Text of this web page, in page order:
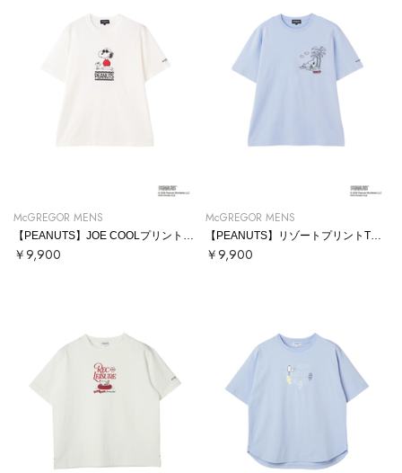
McGREGOR MENS
￥9,900
McGREGOR MENS
￥9,900